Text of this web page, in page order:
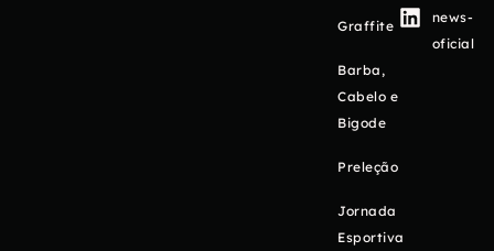
Graffite
Barba,
Cabelo e
Bigode
Preleção
Jornada
Esportiva
news-
oficial